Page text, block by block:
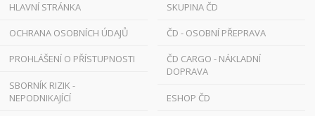
HLAVNÍ STRÁNKA
OCHRANA OSOBNÍCH ÚDAJŮ
PROHLÁŠENÍ O PŘÍSTUPNOSTI
SBORNÍK RIZIK -
NEPODNIKAJÍCÍ
SKUPINA ČD
ČD - OSOBNÍ PŘEPRAVA
ČD CARGO - NÁKLADNÍ
DOPRAVA
ESHOP ČD